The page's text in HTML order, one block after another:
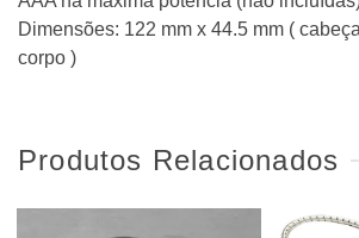
Dimensões: 122 mm x 44.5 mm (
corpo )
Produtos Relacionados